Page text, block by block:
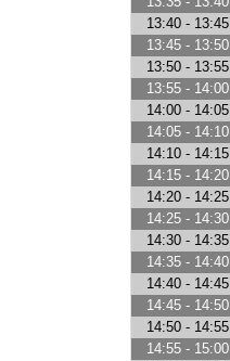
13:40 - 13:45
13:45 - 13:50
13:50 - 13:55
13:55 - 14:00
14:00 - 14:05
14:05 - 14:10
14:10 - 14:15
14:15 - 14:20
14:20 - 14:25
14:25 - 14:30
14:30 - 14:35
14:35 - 14:40
14:40 - 14:45
14:45 - 14:50
14:50 - 14:55
14:55 - 15:00